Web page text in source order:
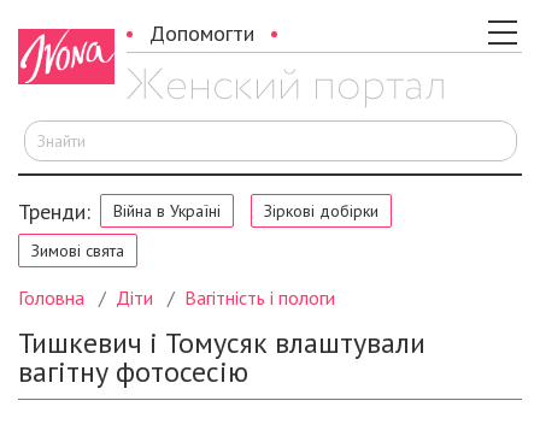
Допомогти
Тренди: Війна в Україні
Зіркові добірки
Зимові свята
Головна Діти Вагітність і пологи
Тишкевич і Томусяк влаштували
вагітну фотосесію